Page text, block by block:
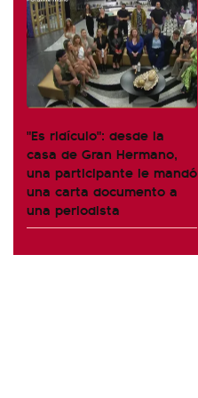
"Es ridículo": desde la
casa de Gran Hermano,
una participante le mandó
una carta documento a
una periodista